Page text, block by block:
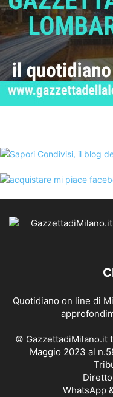
Quotidiano on line di
© GazzettadiMilano.it
Maggio 2023 al
WhatsApp